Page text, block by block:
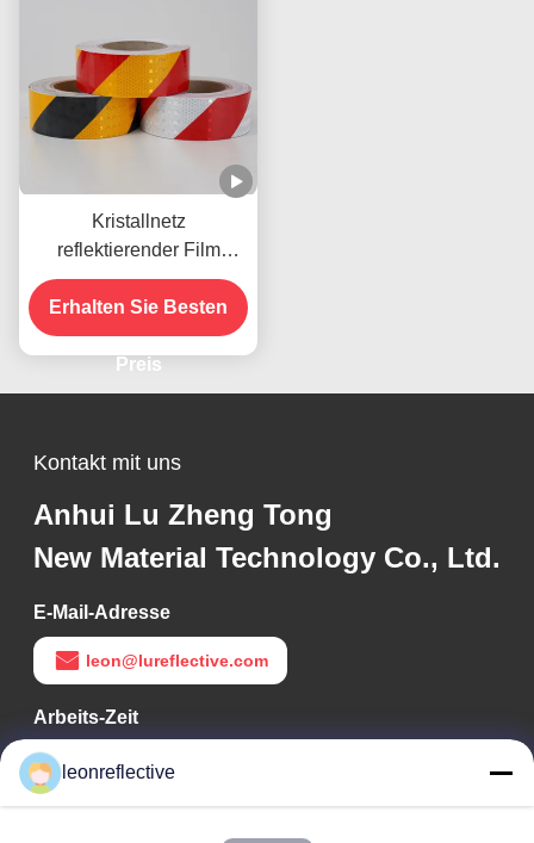
Kristallnetz
reflektierender Film
Aufkleber
selbstklebendes Gitter
reflektierendes Vinyl für
Straßenschilder
Erhalten Sie Besten
Preis
Kontakt mit uns
Anhui Lu Zheng Tong
New Material Technology Co., Ltd.
E-Mail-Adresse
leon@lureflective.com
Arbeits-Zeit
9:00-18:00
Unsere Adresse
leonreflective